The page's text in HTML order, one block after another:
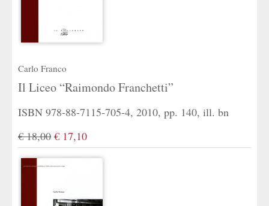
Carlo Franco
Il Liceo “Raimondo Franchetti”
ISBN 978-88-7115-705-4, 2010, pp. 140, ill. bn
€ 18,00 € 17,10